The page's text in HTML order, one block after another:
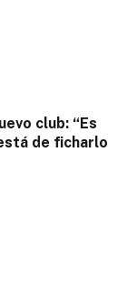
club: “Es
de ficharlo